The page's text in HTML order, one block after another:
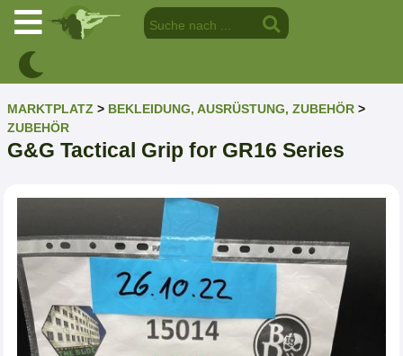
MARKTPLATZ > BEKLEIDUNG, AUSRÜSTUNG, ZUBEHÖR >
ZUBEHÖR
G&G Tactical Grip for GR16 Series